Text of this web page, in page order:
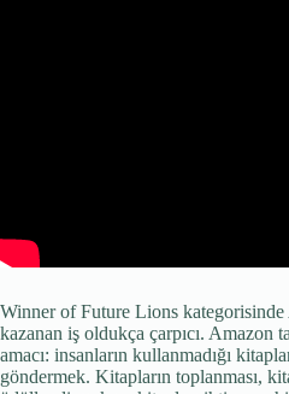
Winner of Future Lions
kazanan iş oldukça çarpıcı. Amazon
amacı: insanların kullanmadığı
göndermek. Kitapların toplanması,